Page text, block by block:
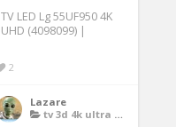
TV LED Lg 55UF950 4K
UHD (4098099) |
2
Lazare
tv 3d 4k ultra definition